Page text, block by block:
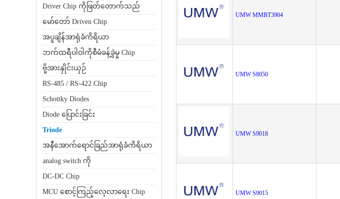
Driver Chip ကိုဖြတ်တောက်သည်
မော်တော် Driven Chip
အပူချိန်အာရုံခံကိရိယာ
ဘက်ထရီပါဝါကိုစီမံခန့်ခွဲမှု Chip
ဗို့အားနှိုင်းယှဉ်
RS-485 / RS-422 Chip
Schottky Diodes
Diode ပြောင်းခြင်း
Triode
အနီအောက်ရောင်ခြည်အာရုံခံကိရိယာ
analog switch ကို
DC-DC Chip
MCU စောင့်ကြည့်လေ့လာရေး Chip
UMW MMBT3904
UMW S8050
UMW S9018
UMW S9015